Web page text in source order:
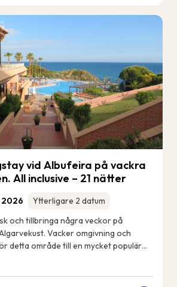
vid Albufeira på vackra
All inclusive – 21 nätter
2026
Ytterligare 2 datum
och tillbringa några veckor på
Vacker omgivning och
detta område till en mycket populär